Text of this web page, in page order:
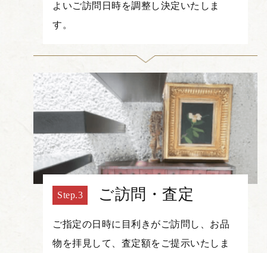
よいご訪問日時を調整し決定いたしま
す。
ご訪問・査定
ご指定の日時に目利きがご訪問し、お品
物を拝見して、査定額をご提示いたしま